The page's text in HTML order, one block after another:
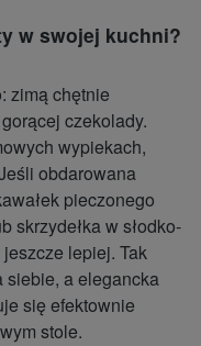
w swojej kuchni?
zimą chętnie
czekolady.
wypiekach,
obdarowana
pieczonego
skrzydełka w słodko-
lepiej. Tak
siebie, a elegancka
się efektownie
stole.